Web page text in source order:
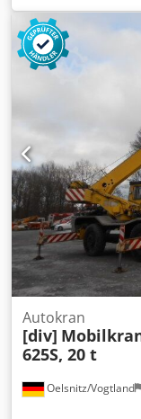
20.000 kg bei 3 m,
Ausladung von 18
Transportmaße:
360°
6.086 cm³
6-Zylinder Deutz
Gang-
vorne 21 mm,
Daten und
Anfrage zu. Diese
Angebot dar;
Angaben wird
Oelsnitz/Vogtland
Autokran
[div]
625S, 20 t